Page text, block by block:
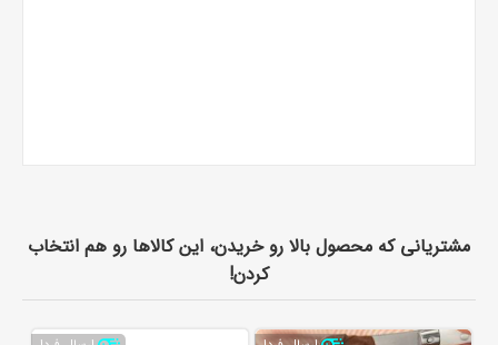
مشتریانی که محصول بالا رو خریدن، این کالاها رو هم انتخاب
کردن!